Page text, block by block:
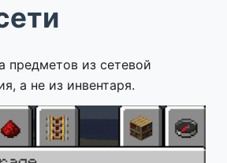
предметов из сетевой
а не из инвентаря.